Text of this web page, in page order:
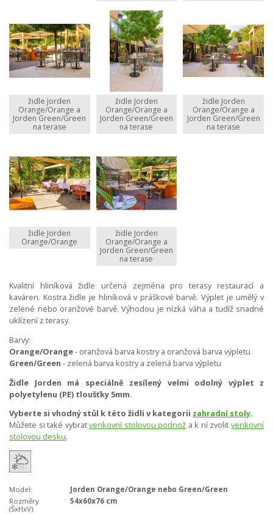
židle Jorden
Orange/Orange a
Jorden Green/Green
na terase
židle Jorden
Orange/Orange a
Jorden Green/Green
na terase
židle Jorden
Orange/Orange a
Jorden Green/Green
na terase
židle Jorden
Orange/Orange
židle Jorden
Orange/Orange a
Jorden Green/Green
na terase
Kvalitní hliníková židle určená zejména pro terasy restaurací a
kaváren. Kostra židle je hliníková v práškové barvě. Výplet je umělý v
zelené nebo oranžové barvě. Výhodou je nízká váha a tudíž snadné
uklízení z terasy.
Barvy:
Orange/Orange- oranžová barva kostry a oranžová barva výpletu
Green/Green - zelená barva kostry a zelená barva výpletu
Židle Jorden má speciálně zesílený velmi odolný výplet z
polyetylenu (PE) tloušťky 5mm.
Vyberte si vhodný stůl k této židli v kategorii zahradní stoly.
Můžete si také vybratvenkovní stolovou podnož a k ní zvolitvenkovní
stolovou desku.
Model:
Jorden Orange/Orange nebo Green/Green
Rozměry
(ŠxHxV):
54x60x76 cm